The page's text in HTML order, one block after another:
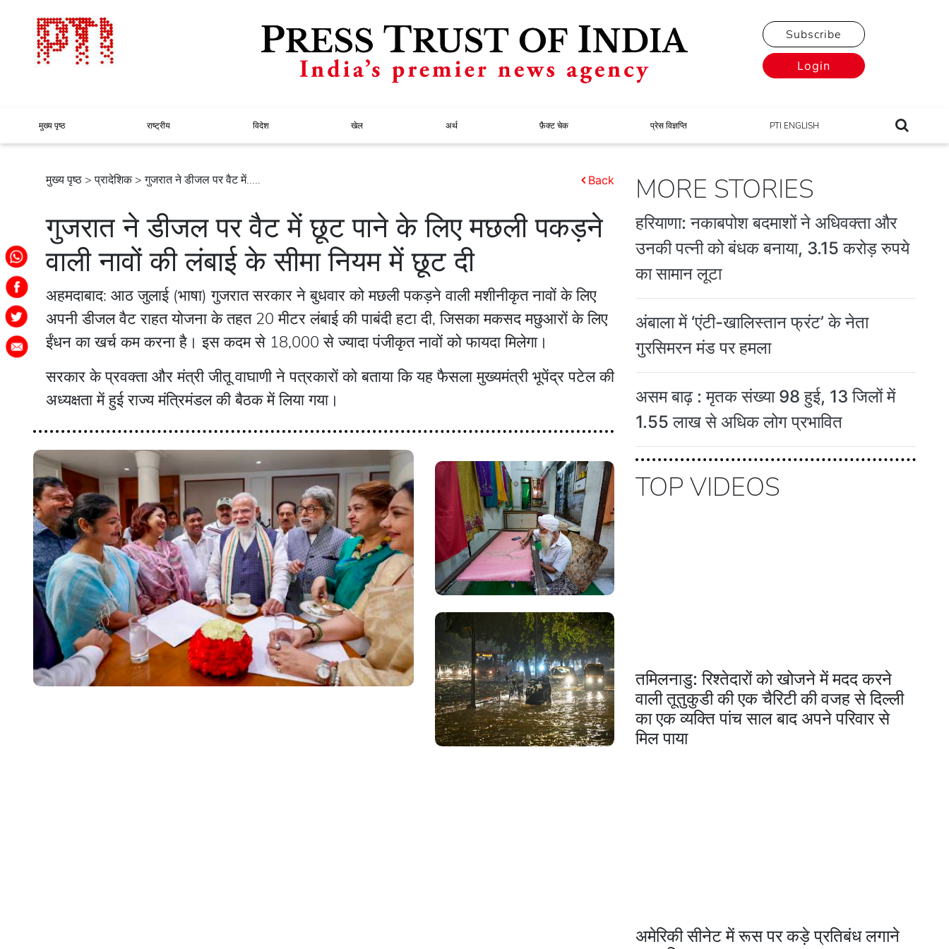
Subscribe
Login
मुख्य पृष्ठ राष्ट्रीय विदेश खेल अर्थ फ़ैक्ट चेक प्रेस विज्ञप्ति PTI ENGLISH
मुख्य पृष्ठ >प्रादेशिक> गुजरात ने डीजल पर वैट में..... Back
गुजरात ने डीजल पर वैट में छूट पाने के लिए मछली पकड़ने
वाली नावों की लंबाई के सीमा नियम में छूट दी
अहमदाबाद: आठ जुलाई (भाषा) गुजरात सरकार ने बुधवार को मछली पकड़ने वाली मशीनीकृत नावों के लिए
अपनी डीजल वैट राहत योजना के तहत 20 मीटर लंबाई की पाबंदी हटा दी, जिसका मकसद मछुआरों के लिए
ईंधन का खर्च कम करना है। इस कदम से 18,000 से ज्यादा पंजीकृत नावों को फायदा मिलेगा।
सरकार के प्रवक्ता और मंत्री जीतू वाघाणी ने पत्रकारों को बताया कि यह फैसला मुख्यमंत्री भूपेंद्र पटेल की
अध्यक्षता में हुई राज्य मंत्रिमंडल की बैठक में लिया गया।
MORE STORIES
हरियाणा: नकाबपोश बदमाशों ने अधिवक्ता और
उनकी पत्नी को बंधक बनाया, 3.15 करोड़ रुपये
का सामान लूटा
अंबाला में ‘एंटी-खालिस्तान फ्रंट’ के नेता
गुरसिमरन मंड पर हमला
असम बाढ़ : मृतक संख्या 98 हुई, 13 जिलों में
1.55 लाख से अधिक लोग प्रभावित
TOP VIDEOS
तमिलनाडु: रिश्तेदारों को खोजने में मदद करने
वाली तूतुकुडी की एक चैरिटी की वजह से दिल्ली
का एक व्यक्ति पांच साल बाद अपने परिवार से
मिल पाया
अमेरिकी सीनेट में रूस पर कड़े प्रतिबंध लगाने